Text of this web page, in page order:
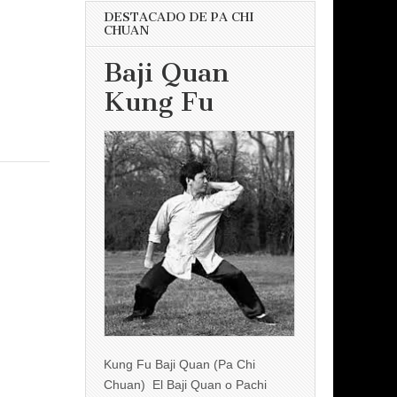
DESTACADO DE PA CHI
CHUAN
Baji Quan
Kung Fu
Kung Fu Baji Quan (Pa Chi
Chuan) El Baji Quan o Pachi